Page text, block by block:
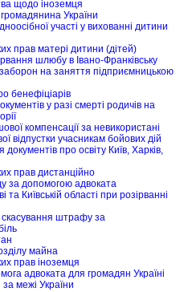
щодо іноземця
України
участі у вихованні дитини
прав матері дитини (дітей)
шлюбу в Івано-Франківську
заборон на заняття підприємницькою
бенефіціарів
у разі смерті родичів на
компенсації за невикористані
відпустки учасникам бойових дій
про освіту Київ, Харків,
прав дистанційно
за допомогою адвоката
та Київській області при розірванні
штрафу за
майна
прав іноземця
адвоката для громадян Україні
за межі України